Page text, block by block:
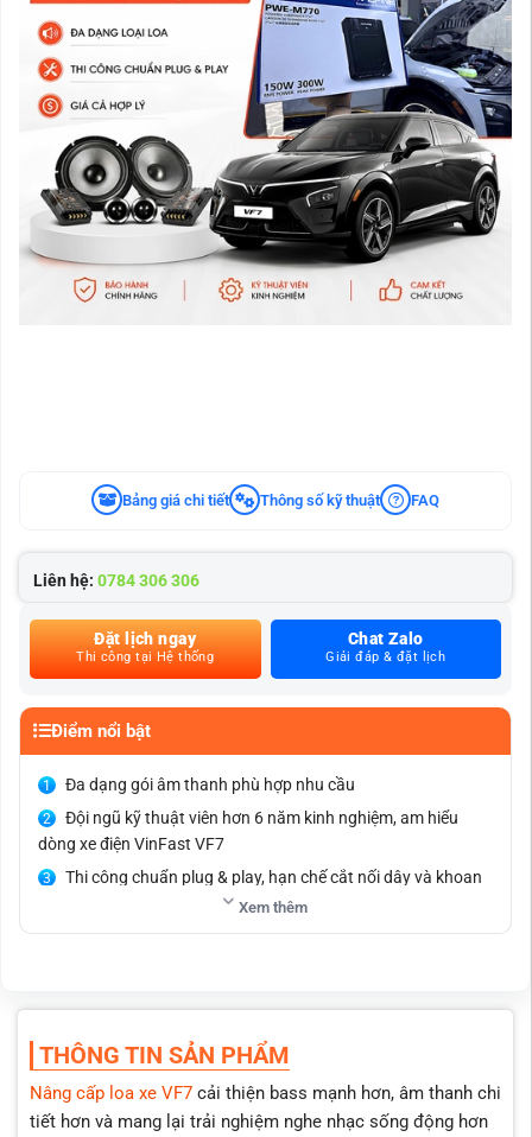
Bảng giá chi tiết Thông số kỹ thuật FAQ
Liên hệ: 0784 306 306
Đặt lịch ngay
Thi công tại Hệ thống
Chat Zalo
Giải đáp & đặt lịch
Điểm nổi bật
Đa dạng gói âm thanh phù hợp nhu cầu
Đội ngũ kỹ thuật viên hơn 6 năm kinh nghiệm, am hiểu
dòng xe điện VinFast VF7
Thi công chuẩn plug & play, hạn chế cắt nối dây và khoan
Mọi hạng mục độ chế hoặc thay đổi kết cấu xe đều được
chính hãng
Ưu đãi giảm 5% cho khách đặt lịch trước và check-in tại
cửa hàng
Xem thêm
THÔNG TIN SẢN PHẨM
Nâng cấp loa xe VF7cải thiện bass mạnh hơn, âm thanh chi
tiết hơn và mang lại trải nghiệm nghe nhạc sống động hơn